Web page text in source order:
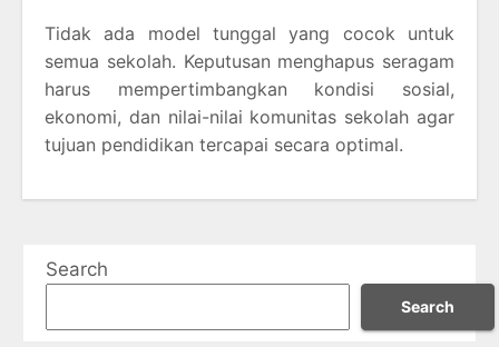
Tidak ada model tunggal yang cocok untuk
semua sekolah. Keputusan menghapus seragam
harus mempertimbangkan kondisi sosial,
ekonomi, dan nilai-nilai komunitas sekolah agar
tujuan pendidikan tercapai secara optimal.
Search
Search